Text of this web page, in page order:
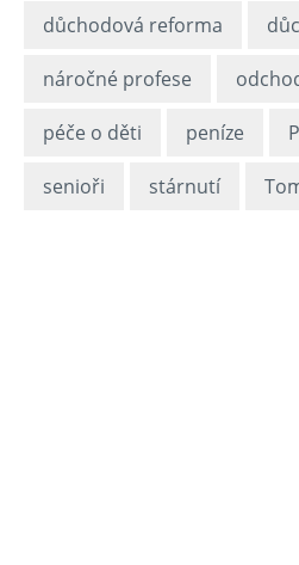
důchodová reforma
náročné profese
péče o děti peníze
senioři stárnutí